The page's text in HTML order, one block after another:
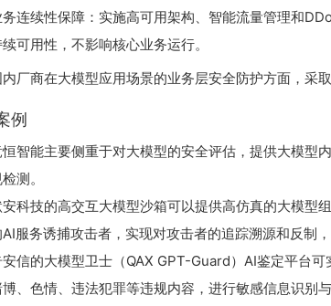
务连续性保障：实施高可用架构、智能流量管理和
可用性，不影响核心业务运行。
内厂商在大模型应用场景的业务层安全防护方面，采
例
智能主要侧重于对大模型的安全评估，提供大模型
测。
科技的高交互大模型沙箱可以提供高仿真的大模型
服务诱捕攻击者，实现对攻击者的追踪溯源和反制
信的大模型卫士（QAX GPT-Guard）AI鉴定平台
、色情、违法犯罪等违规内容，进行敏感信息识别